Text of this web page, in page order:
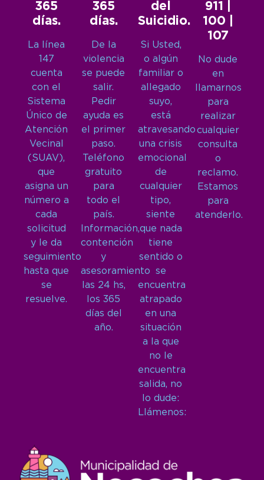
365
días.
La línea
147
cuenta
con el
Sistema
Único de
Atención
Vecinal
(SUAV),
que
asigna un
número a
cada
solicitud
y le da
seguimiento
hasta que
se
resuelve.
365
días.
De la
violencia
se puede
salir.
Pedir
ayuda es
el primer
paso.
Teléfono
gratuito
para
todo el
país.
Información,
contención
y
asesoramiento
las 24 hs,
los 365
días del
año.
del
Suicidio.
Si Usted,
o algún
familiar o
allegado
suyo,
está
atravesando
una crisis
emocional
de
cualquier
tipo,
siente
que nada
tiene
sentido o
se
encuentra
atrapado
en una
situación
a la que
no le
encuentra
salida, no
lo dude:
Llámenos:
911 |
100 |
107
No dude
en
llamarnos
para
realizar
cualquier
consulta
o
reclamo.
Estamos
para
atenderlo.